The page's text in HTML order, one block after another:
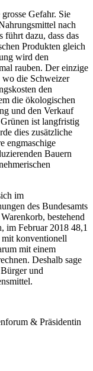
Gefahr. Sie
nach
führt dazu, dass das
Produkten gleich
wird den
rauben. Der einzige
wo die Schweizer
den
die ökologischen
und den Verkauf
ist langfristig
dies zusätzliche
engmaschige
Bauern
im
des Bundesamts
bestehend
im Februar 2018 48,1
mit konventionell
mit einem
Deshalb sage
und
& Präsidentin